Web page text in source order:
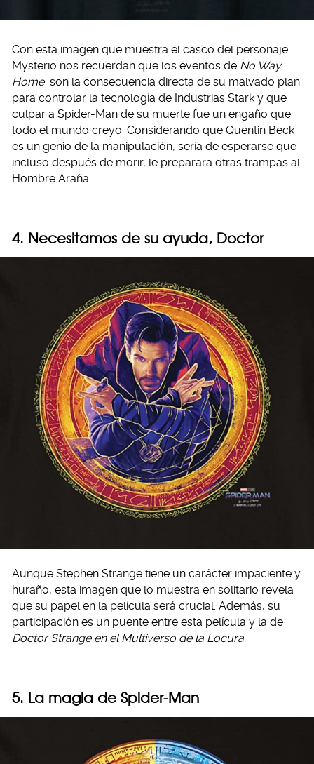
Con esta imagen que muestra el casco del personaje
Mysterio nos recuerdan que los eventos de No Way
Home son la consecuencia directa de su malvado plan
para controlar la tecnología de Industrias Stark y que
culpar a Spider-Man de su muerte fue un engaño que
todo el mundo creyó. Considerando que Quentin Beck
es un genio de la manipulación, sería de esperarse que
incluso después de morir, le preparara otras trampas al
Hombre Araña.
4. Necesitamos de su ayuda, Doctor
Aunque Stephen Strange tiene un carácter impaciente y
huraño, esta imagen que lo muestra en solitario revela
que su papel en la película será crucial. Además, su
participación es un puente entre esta película y la de
Doctor Strange en el Multiverso de la Locura.
5. La magia de Spider-Man